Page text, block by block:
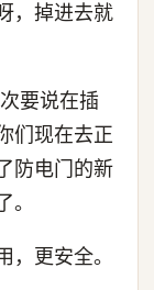
，掉进去就
要说在插
们现在去正
防电门的新
更安全。